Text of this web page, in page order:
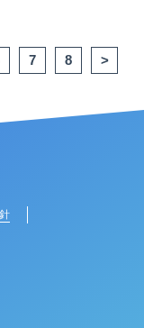
7 8 >